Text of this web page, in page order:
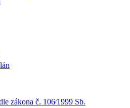
zákona č. 106⁄1999 Sb.